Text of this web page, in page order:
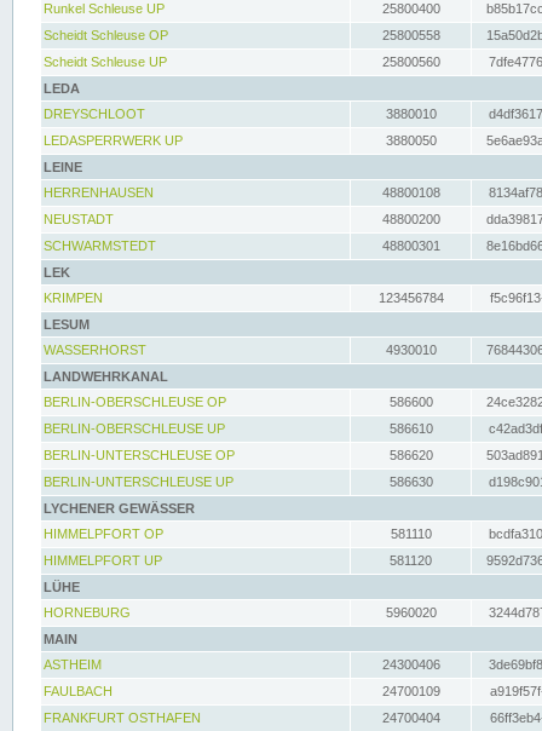
Runkel Schleuse UP
25800400
Scheidt Schleuse OP
25800558
Scheidt Schleuse UP
25800560
LEDA
DREYSCHLOOT
3880010
LEDASPERRWERK UP
3880050
LEINE
HERRENHAUSEN
48800108
NEUSTADT
48800200
SCHWARMSTEDT
48800301
LEK
KRIMPEN
123456784
LESUM
WASSERHORST
4930010
LANDWEHRKANAL
BERLIN-OBERSCHLEUSE OP
586600
BERLIN-OBERSCHLEUSE UP
586610
BERLIN-UNTERSCHLEUSE OP
586620
BERLIN-UNTERSCHLEUSE UP
586630
LYCHENER GEWÄSSER
HIMMELPFORT OP
581110
HIMMELPFORT UP
581120
LÜHE
HORNEBURG
5960020
MAIN
ASTHEIM
24300406
FAULBACH
24700109
FRANKFURT OSTHAFEN
24700404